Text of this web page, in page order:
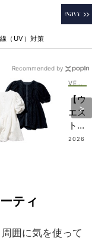
（UV）対策
【ウ
エス
トイ
ンし
群！
2026
Recommended by
ティ
囲に気を使って